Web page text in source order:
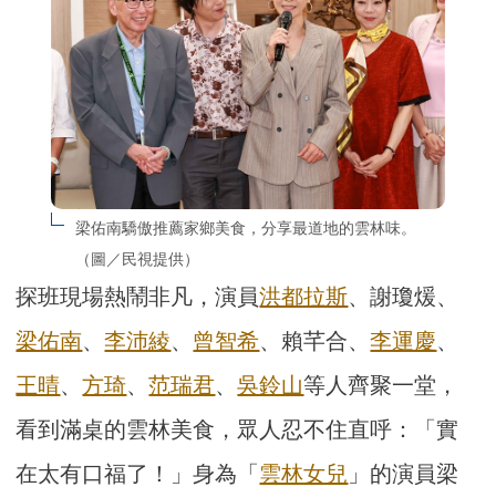
梁佑南驕傲推薦家鄉美食，分享最道地的雲林味。
（圖／民視提供）
探班現場熱鬧非凡，演員洪都拉斯、謝瓊煖、
梁佑南、李沛綾、 曾智希、賴芊合、李運慶、
王晴、方琦、范瑞君、吳鈴山等人齊聚一堂，
看到滿桌的雲林美食，眾人忍不住直呼：「實
在太有口福了！」身為「雲林女兒 」的演員梁